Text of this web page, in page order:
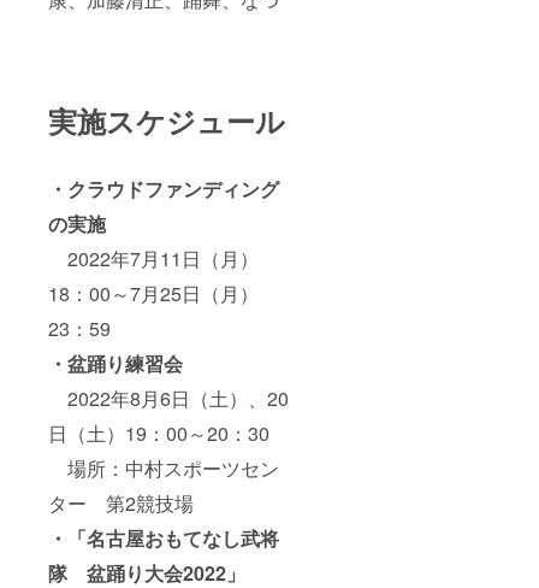
実施スケジュール
・クラウドファンディング
の実施
2022年7月11日（月）
18：00～7月25日（月）
23：59
・盆踊り練習会
2022年8月6日（土）、20
日（土）19：00～20：30
場所：中村スポーツセン
ター 第2競技場
・「名古屋おもてなし武将
隊 盆踊り大会2022」